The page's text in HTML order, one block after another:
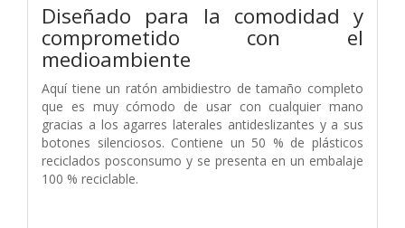
Diseñado para la comodidad y
comprometido con el
medioambiente
Aquí tiene un ratón ambidiestro de tamaño completo
que es muy cómodo de usar con cualquier mano
gracias a los agarres laterales antideslizantes y a sus
botones silenciosos. Contiene un 50 % de plásticos
reciclados posconsumo y se presenta en un embalaje
100 % reciclable.